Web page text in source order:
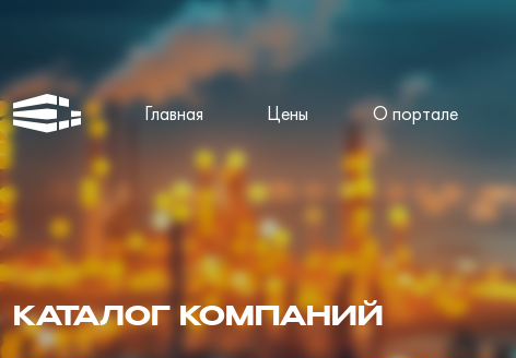
Главная Цены О портале
КАТАЛОГ КОМПАНИЙ